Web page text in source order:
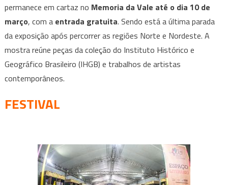
permanece em cartaz no Memoria da Vale até o dia 10 de
março, com a entrada gratuita. Sendo está a última parada
da exposição após percorrer as regiões Norte e Nordeste. A
mostra reúne peças da coleção do Instituto Histórico e
Geográfico Brasileiro (IHGB) e trabalhos de artistas
contemporâneos.
FESTIVAL